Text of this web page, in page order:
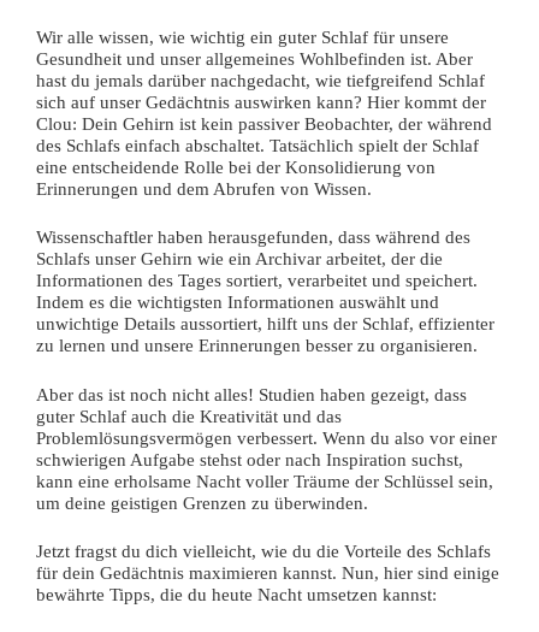
Wir alle wissen, wie wichtig ein guter Schlaf für unsere
Gesundheit und unser allgemeines Wohlbefinden ist. Aber
hast du jemals darüber nachgedacht, wie tiefgreifend Schlaf
sich auf unser Gedächtnis auswirken kann? Hier kommt der
Clou: Dein Gehirn ist kein passiver Beobachter, der während
des Schlafs einfach abschaltet. Tatsächlich spielt der Schlaf
eine entscheidende Rolle bei der Konsolidierung von
Erinnerungen und dem Abrufen von Wissen.
Wissenschaftler haben herausgefunden, dass während des
Schlafs unser Gehirn wie ein Archivar arbeitet, der die
Informationen des Tages sortiert, verarbeitet und speichert.
Indem es die wichtigsten Informationen auswählt und
unwichtige Details aussortiert, hilft uns der Schlaf, effizienter
zu lernen und unsere Erinnerungen besser zu organisieren.
Aber das ist noch nicht alles! Studien haben gezeigt, dass
guter Schlaf auch die Kreativität und das
Problemlösungsvermögen verbessert. Wenn du also vor einer
schwierigen Aufgabe stehst oder nach Inspiration suchst,
kann eine erholsame Nacht voller Träume der Schlüssel sein,
um deine geistigen Grenzen zu überwinden.
Jetzt fragst du dich vielleicht, wie du die Vorteile des Schlafs
für dein Gedächtnis maximieren kannst. Nun, hier sind einige
bewährte Tipps, die du heute Nacht umsetzen kannst: